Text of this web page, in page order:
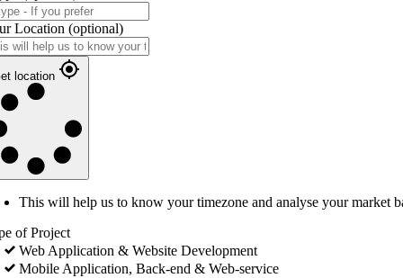
Location (optional)
location
This will help us to know your timezone and analyse your market
of Project
Web Application & Website Development
Mobile Application, Back-end & Web-service